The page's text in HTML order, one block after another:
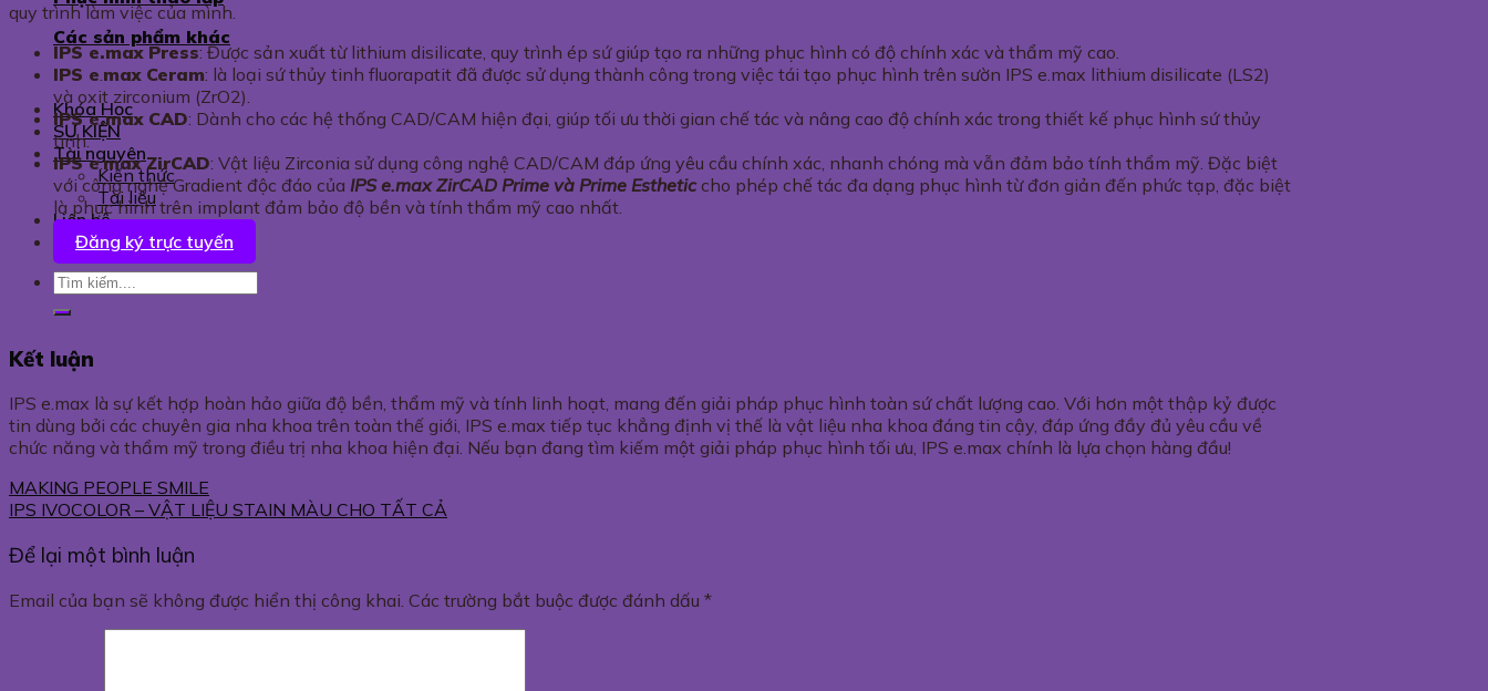
Các sản phẩm khác
Khóa Học
SỰ KIỆN
Tài nguyên
Kiến thức
Tài liệu
Liên hệ
Đăng ký trực tuyến
quy trình làm việc của mình.
IPS e.max Press: Được sản xuất từ lithium disilicate, quy trình ép sứ giúp tạo ra những phục hình có độ chính xác và thẩm mỹ cao.
IPS e.max Ceram: là loại sứ thủy tinh fluorapatit đã được sử dụng thành công trong việc tái tạo phục hình trên sườn IPS e.max lithium disilicate (LS2)
và oxit zirconium (ZrO2).
IPS e.max CAD: Dành cho các hệ thống CAD/CAM hiện đại, giúp tối ưu thời gian chế tác và nâng cao độ chính xác trong thiết kế phục hình sứ thủy
tinh.
IPS e.max ZirCAD: Vật liệu Zirconia sử dụng công nghệ CAD/CAM đáp ứng yêu cầu chính xác, nhanh chóng mà vẫn đảm bảo tính thẩm mỹ. Đặc biệt
với công nghệ Gradient độc đáo của IPS e.max ZirCAD Prime và Prime Estheticcho phép chế tác đa dạng phục hình từ đơn giản đến phức tạp, đặc biệt
là phục hình trên implant đảm bảo độ bền và tính thẩm mỹ cao nhất.
Kết luận
IPS e.max là sự kết hợp hoàn hảo giữa độ bền, thẩm mỹ và tính linh hoạt, mang đến giải pháp phục hình toàn sứ chất lượng cao. Với hơn một thập kỷ được
tin dùng bởi các chuyên gia nha khoa trên toàn thế giới, IPS e.max tiếp tục khẳng định vị thế là vật liệu nha khoa đáng tin cậy, đáp ứng đầy đủ yêu cầu về
chức năng và thẩm mỹ trong điều trị nha khoa hiện đại. Nếu bạn đang tìm kiếm một giải pháp phục hình tối ưu, IPS e.max chính là lựa chọn hàng đầu!
MAKING PEOPLE SMILE
IPS IVOCOLOR – VẬT LIỆU STAIN MÀU CHO TẤT CẢ
Để lại một bình luận
Email của bạn sẽ không được hiển thị công khai. Các trường bắt buộc được đánh dấu *